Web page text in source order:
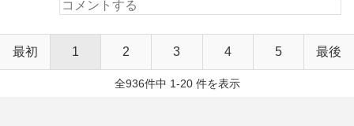
最初 1 2 3 4 5 最後
全936件中 1-20 件を表示